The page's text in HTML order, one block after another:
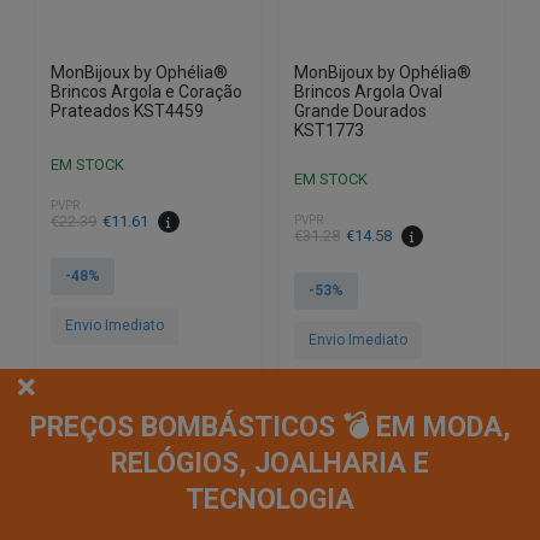
MonBijoux by Ophélia®
Brincos Argola e Coração
Prateados KST4459
EM STOCK
PVPR
€22.39
O
original
€22.39.
€11.61
O
atual
€11.61.
-48%
Envio Imediato
MonBijoux by Ophélia®
Brincos Argola Oval
Grande Dourados
KST1773
EM STOCK
PVPR
€31.28
O
original
€31.28.
€14.58
O
atual
€14.58.
-53%
Envio Imediato
10% EXTRA,
CUPÃO: SUMMER10
10% EXTRA,
CUPÃO: SUMMER10
PREÇOS BOMBÁSTICOS 💣 EM MODA,
RELÓGIOS, JOALHARIA E
TECNOLOGIA